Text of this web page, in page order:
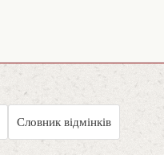
Словник відмінків